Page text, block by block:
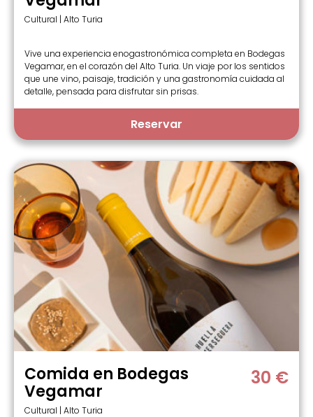
Cultural | Alto Turia
Vive una experiencia enogastronómica completa en Bodegas
Vegamar, en el corazón del Alto Turia. Un viaje por los sentidos
que une vino, paisaje, tradición y una gastronomía cuidada al
detalle, pensada para disfrutar sin prisas.
Reservar
Comida en Bodegas
Vegamar
Cultural | Alto Turia
30 €